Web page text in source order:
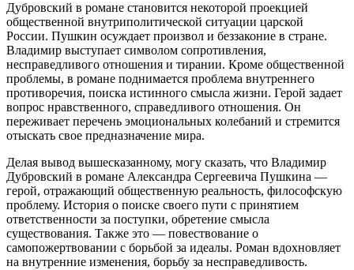
Дубровский в романе становится некоторой проекцией
общественной внутриполитической ситуации царской
России. Пушкин осуждает произвол и беззаконие в стране.
Владимир выступает символом сопротивления,
несправедливого отношения и тирании. Кроме общественной
проблемы, в романе поднимается проблема внутреннего
противоречия, поиска истинного смысла жизни. Герой задает
вопрос нравственного, справедливого отношения. Он
переживает перечень эмоциональных колебаний и стремится
отыскать свое предназначение мира.
Делая вывод вышесказанному, могу сказать, что Владимир
Дубровский в романе Александра Сергеевича Пушкина —
герой, отражающий общественную реальность, философскую
проблему. История о поиске своего пути с принятием
ответственности за поступки, обретение смысла
существования. Также это — повествование о
самопожертвовании с борьбой за идеалы. Роман вдохновляет
на внутренние изменения, борьбу за несправедливость.